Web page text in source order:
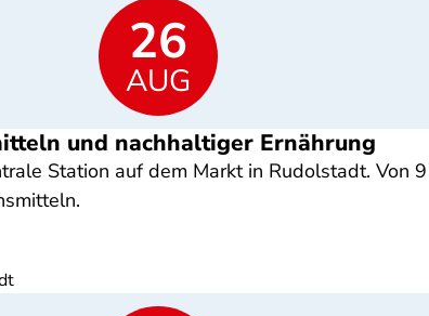
26
AUG
und nachhaltiger Ernährung
Station auf dem Markt in Rudolstadt. Von